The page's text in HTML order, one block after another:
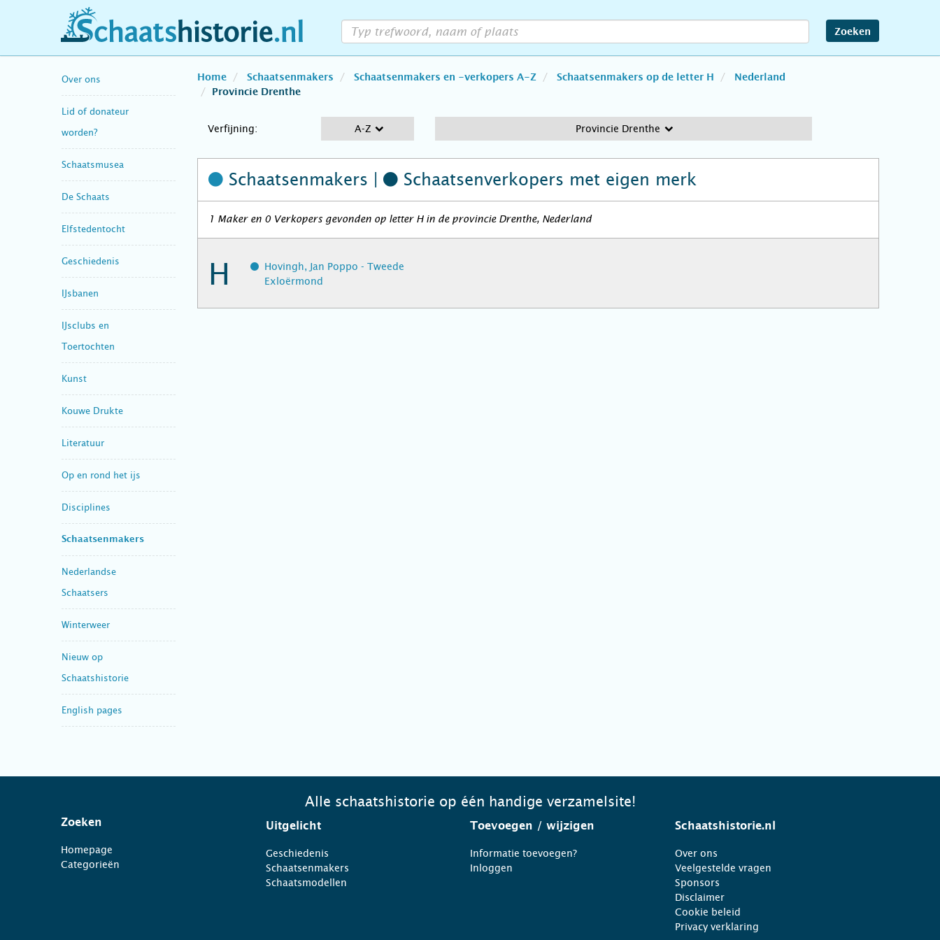
schaatshistorie.nl Zoeken
Over ons
Lid of donateur
worden?
Schaatsmusea
De Schaats
Elfstedentocht
Geschiedenis
IJsbanen
IJsclubs en
Toertochten
Kunst
Kouwe Drukte
Literatuur
Op en rond het ijs
Disciplines
Schaatsenmakers
Nederlandse
Schaatsers
Winterweer
Nieuw op
Schaatshistorie
English pages
Home Schaatsenmakers Schaatsenmakers en -verkopers A-Z Schaatsenmakers op de letter H
Nederland
Provincie Drenthe
Verfijning: A-Z Provincie Drenthe
Schaatsenmakers | Schaatsenverkopers met eigen merk
1 Maker en 0 Verkopers gevonden op letter H in de provincie Drenthe, Nederland
H
Hovingh, Jan Poppo - Tweede
Exloërmond
Alle schaatshistorie op één handige verzamelsite!
Zoeken
Homepage
Categorieën
Uitgelicht
Geschiedenis
Schaatsenmakers
Schaatsmodellen
Toevoegen / wijzigen
Informatie toevoegen?
Inloggen
Schaatshistorie.nl
Over ons
Veelgestelde vragen
Sponsors
Disclaimer
Cookie beleid
Privacy verklaring